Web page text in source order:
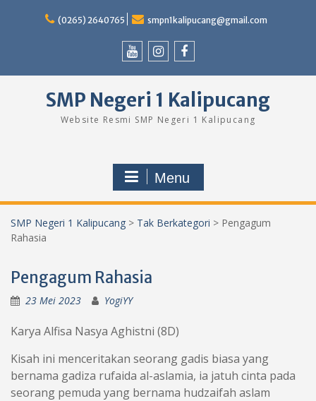
(0265) 2640765 smpn1kalipucang@gmail.com
SMP Negeri 1 Kalipucang
Website Resmi SMP Negeri 1 Kalipucang
Menu
SMP Negeri 1 Kalipucang > Tak Berkategori > Pengagum
Rahasia
Pengagum Rahasia
23 Mei 2023 YogiYY
Karya Alfisa Nasya Aghistni (8D)
Kisah ini menceritakan seorang gadis biasa yang
bernama gadiza rufaida al-aslamia, ia jatuh cinta pada
seorang pemuda yang bernama hudzaifah aslam